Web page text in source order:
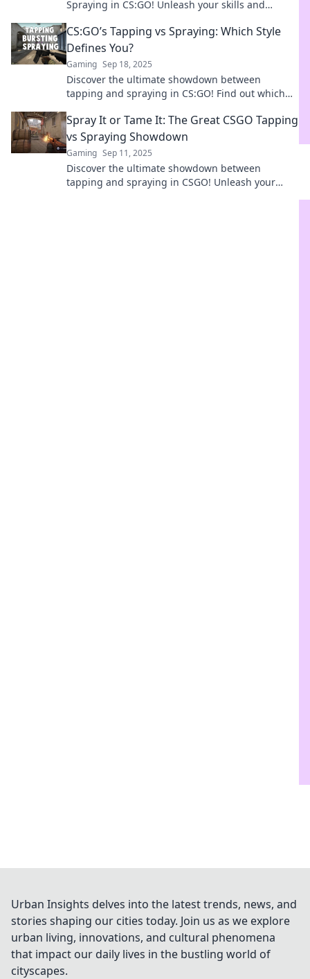
Spraying in CS:GO! Unleash your skills and
reigns supreme!
CS:GO’s Tapping vs Spraying: Which Style
Defines You?
Gaming Sep 18, 2025
Discover the ultimate showdown between
tapping and spraying in CS:GO! Find out which
dominate your competition!
Spray It or Tame It: The Great CSGO Tapping
vs Spraying Showdown
Gaming Sep 11, 2025
Discover the ultimate showdown between
tapping and spraying in CSGO! Unleash your
Urban Insights delves into the latest trends, news, and
stories shaping our cities today. Join us as we explore
urban living, innovations, and cultural phenomena
that impact our daily lives in the bustling world of
cityscapes.